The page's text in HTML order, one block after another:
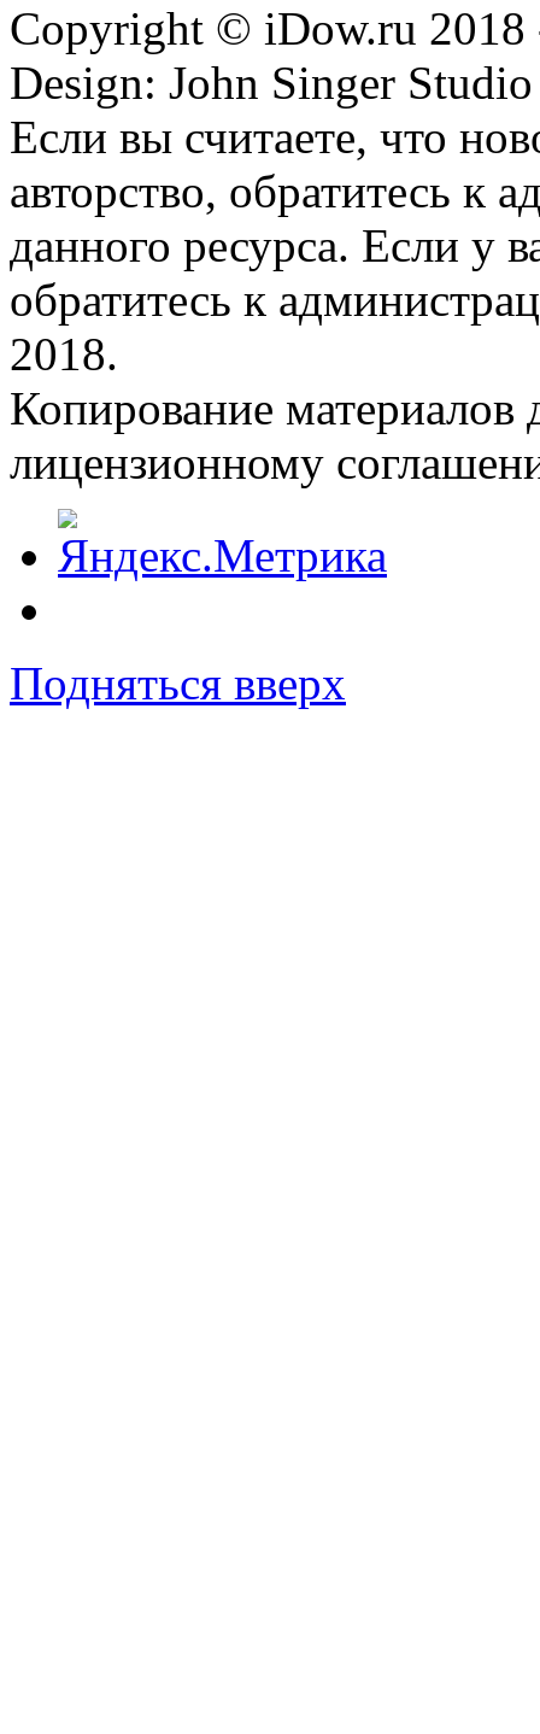
Copyright © iDow.ru 2018
Design: John Singer Studio
Если вы считаете, что
авторство, обратитесь к
данного ресурса. Если у
обратитесь к
2018.
Копирование материалов
лицензионному
Подняться вверх